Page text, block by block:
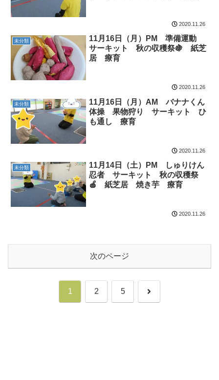
2020.11.26
未分類
11月16日（月）PM 準備運動
サーキット 秋の収穫祭🍇 紙芝
居 療育
2020.11.26
未分類
11月16日（月）AM バナナくん
体操 果物狩り サーキット ひ
も通し 療育
2020.11.26
未分類
11月14日（土）PM しゅりけん
忍者 サーキット 秋の収穫祭
🍎 紙芝居 焼き芋 療育
2020.11.26
次のページ
1 2 5 次